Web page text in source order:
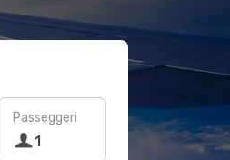
Passeggeri
1